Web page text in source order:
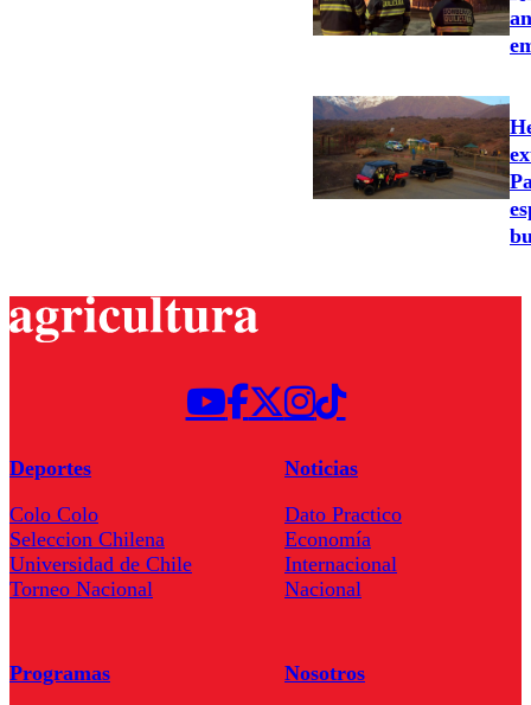
Deportes
Colo Colo
Seleccion Chilena
Universidad de Chile
Torneo Nacional
Noticias
Dato Practico
Economía
Internacional
Nacional
Programas
Nosotros